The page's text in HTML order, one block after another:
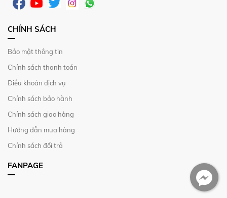
CHÍNH SÁCH
Bảo mật thông tin
Chính sách thanh toán
Điều khoản dịch vụ
Chính sách bảo hành
Chính sách giao hàng
Hướng dẫn mua hàng
Chính sách đổi trả
FANPAGE